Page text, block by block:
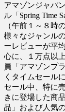
アマゾンジャパ
ル「Spring Time
（午前１～８時
様々なジャンル
ーレビューが平
心に、１万点以
員「アマゾンプ
くタイムセール
セール中、特に
きに登場した商
品」および人気